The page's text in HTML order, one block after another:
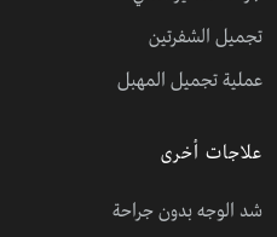
تجميل الشفرتين
عملية تجميل المهبل
علاجات أخرى
شد الوجه بدون جراحة